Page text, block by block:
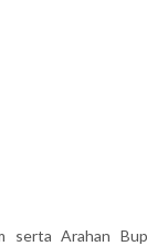
serta Arahan